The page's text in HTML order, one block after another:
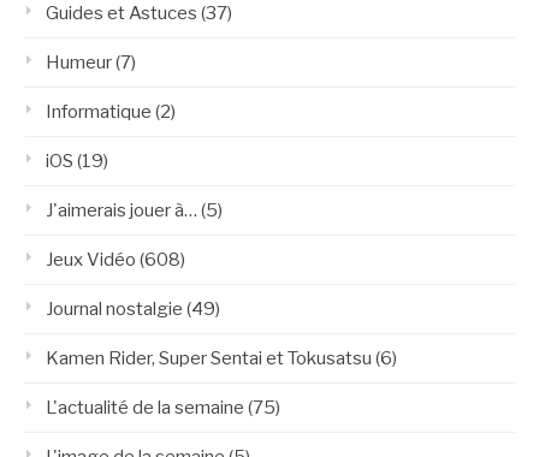
Guides et Astuces (37)
Humeur(7)
Informatique (2)
iOS (19)
J'aimerais jouer à… (5)
Jeux Vidéo (608)
Journal nostalgie (49)
Kamen Rider, Super Sentai et Tokusatsu (6)
L'actualité de la semaine (75)